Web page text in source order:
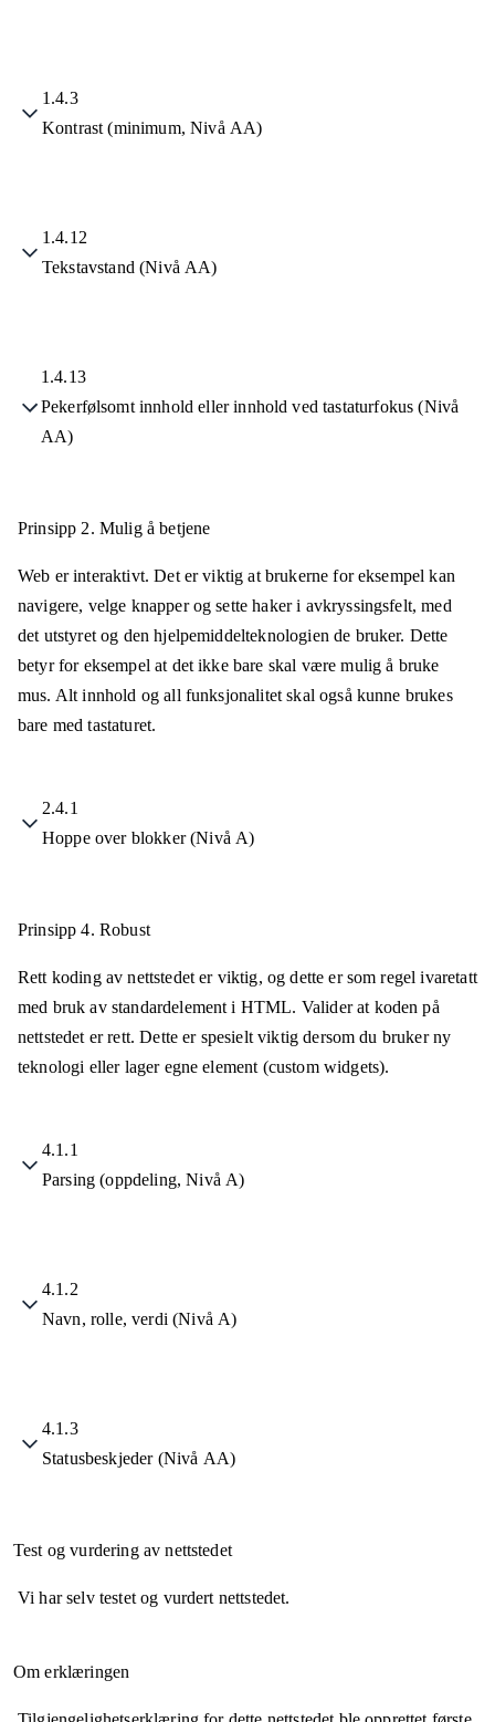
1.4.3
Kontrast (minimum, Nivå AA)
1.4.12
Tekstavstand (Nivå AA)
1.4.13
Pekerfølsomt innhold eller innhold ved tastaturfokus (Nivå
AA)
Prinsipp 2. Mulig å betjene
Web er interaktivt. Det er viktig at brukerne for eksempel kan
navigere, velge knapper og sette haker i avkryssingsfelt, med
det utstyret og den hjelpemiddelteknologien de bruker. Dette
betyr for eksempel at det ikke bare skal være mulig å bruke
mus. Alt innhold og all funksjonalitet skal også kunne brukes
bare med tastaturet.
2.4.1
Hoppe over blokker (Nivå A)
Prinsipp 4. Robust
Rett koding av nettstedet er viktig, og dette er som regel ivaretatt
med bruk av standardelement i HTML. Valider at koden på
nettstedet er rett. Dette er spesielt viktig dersom du bruker ny
teknologi eller lager egne element (custom widgets).
4.1.1
Parsing (oppdeling, Nivå A)
4.1.2
Navn, rolle, verdi (Nivå A)
4.1.3
Statusbeskjeder (Nivå AA)
Test og vurdering av nettstedet
Vi har selv testet og vurdert nettstedet.
Om erklæringen